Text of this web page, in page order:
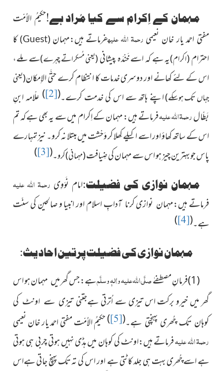
مہمان کے اِکرام سے کیا مُراد ہے!حکیمُ الاُمّت
مفتی احمد یارخان نعیمیرحمۃ اللہ علیہفرماتے ہیں:مہمان(
Guest
)کا
احترام(اکرام)یہ ہے کہ اسے خَنْدَہ پیشانی(یعنی مُسکراتے چہرے)سے ملے،
اس کے لئے کھانے اور دوسری خدمات کا انتظام کرے حتَّی الاِمکان(یعنی
جہاں تک ہوسکے)اپنے ہاتھ سے اس کی خدمت کرے۔(
[2]
)علّامہ ابنِ
بَطّالرحمۃ اللہ علیہفرماتے ہیں: مہمان کے اِکرام میں سے یہ بھی ہے کہ تم
اس کے ساتھ کھاؤ اور اسے اکیلے کِھلا کر وَحْشت میں مبتلا نہ کرو۔ نیز تمہارے
پاس جو بہترین چیز ہو اس سے مہمان کی ضِیافت(مہمانی )کرو۔(
[3]
)
مہمان نوازی کی فضیلت:امام نَوَوِی رحمۃ اللہ علیہ
فرماتے ہیں:مہمان نوازی کرنا آدابِِ اسلام اور انبیا و صالحین کی سنّت
ہے۔(
[4]
)
مہمان نوازی کی فضیلت پرتین احادیث:
(1)فرمانِ مصطفےٰ صلَّی اللہ علیہ واٰلہٖ وسلَّمہے: جس گھر میں مہمانہو اس
گھر میں خیرو برکت اس تیزی سے اُترتی ہےجتنیتیزی سے اونٹ کی
کوہان تک چُھری پہنچتی ہے۔(
[5]
)حکیمُ الاُمّتمفتی احمد یار خان نعیمی
رحمۃ اللہ علیہفرماتے ہیں:اونٹ کی کوہان میں ہڈی نہیں ہوتی چربی ہی ہوتی
ہے اسے چُھری بہت ہی جلد کاٹتی ہے اور اس کی تہ تک پہنچ جاتی ہےاس